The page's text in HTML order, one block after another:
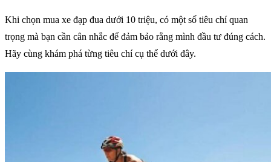
Khi chọn mua xe đạp đua dưới 10 triệu, có một số tiêu chí quan
trọng mà bạn cần cân nhắc để đảm bảo rằng mình đầu tư đúng cách.
Hãy cùng khám phá từng tiêu chí cụ thể dưới đây.